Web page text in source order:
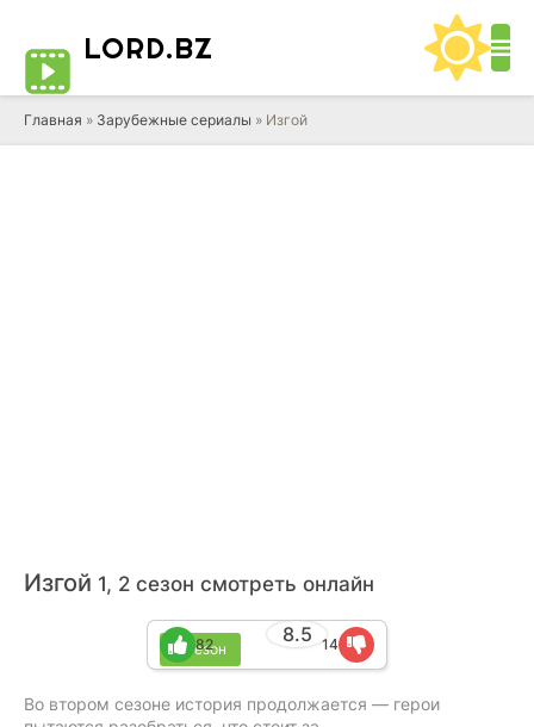
LORD.BZ
Главная » Зарубежные сериалы » Изгой
Изгой 1, 2 сезон смотреть онлайн
2 сезон
8.5
82 14
Во втором сезоне история продолжается — герои